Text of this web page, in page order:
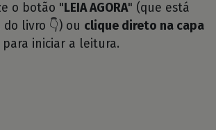
o botão " LEIA AGORA" (que está
livro 👇) ou clique direto na capa
para iniciar a leitura.